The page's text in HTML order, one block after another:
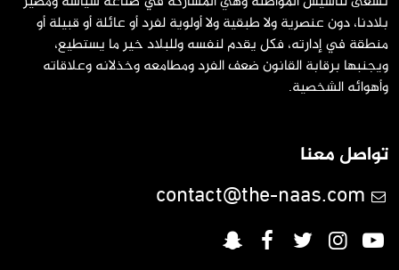
بلادنا، دون عنصرية ولا طبقية ولا أولوية لفرد أو عائلة أو قبيلة أو
منطقة في إدارته، فكل يقدم لنفسه وللبلاد خير ما يستطيع،
ويجنبها برقابة القانون ضعف الفرد ومطامعه وخذلانه وعلاقاته
وأهوائه الشخصية.
تواصل معنا
contact@the-naas.com